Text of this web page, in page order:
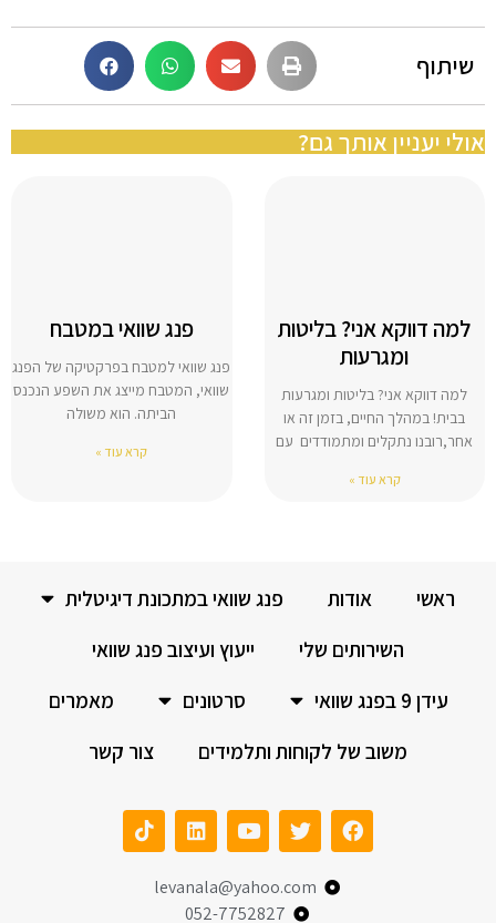
שיתוף
אולי יעניין אותך גם?
למה דווקא אני? בליטות
ומגרעות
למה דווקא אני? בליטות ומגרעות
בבית! במהלך החיים, בזמן זה או
אחר,רובנו נתקלים ומתמודדים עם
קרא עוד »
פנג שוואי במטבח
פנג שוואי למטבח בפרקטיקה של הפנג
שוואי, המטבח מייצג את השפע הנכנס
הביתה. הוא משולה
קרא עוד »
ראשי אודות
פנג שוואי במתכונת דיגיטלית
השירותים שלי
ייעוץ ועיצוב פנג שוואי
עידן 9 בפנג שוואי
סרטונים
מאמרים
משוב של לקוחות ותלמידים
צור קשר
levanala@yahoo.com
052-7752827